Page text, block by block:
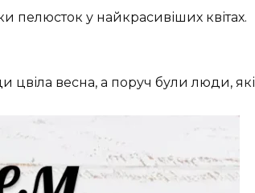
пелюсток у найкрасивіших квітах.
весна, а поруч були люди, які